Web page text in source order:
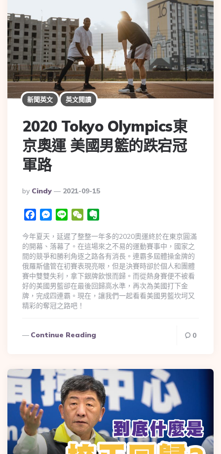
新聞英文 英文閱讀
2020 Tokyo Olympics東
京奧運 美國男籃的跌宕冠
軍路
By Cindy 2021-09-15
FacebookMessenger
Line WeChat
今年夏天，延遲了整整一年多的2020奧運終於在東京圓滿
的開幕、落幕了。在這場來之不易的運動賽事中，國家之
間的競爭和勝利角逐之路各有消長。連霸多屆體操金牌的
俄羅斯儘管在初賽表現亮眼，但是決賽時卻於個人和團體
賽中雙雙失利，拿下銀牌飲恨而歸。而從熱身賽便不被看
好的美國男籃卻在最後回歸高水準，再次為美國打下金
牌，完成四連霸。現在，讓我們一起看看美國男籃坎坷又
精彩的奪冠之路吧！
Continue Reading 0